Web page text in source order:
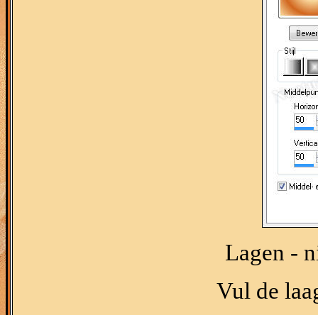
Lagen -
Vul de